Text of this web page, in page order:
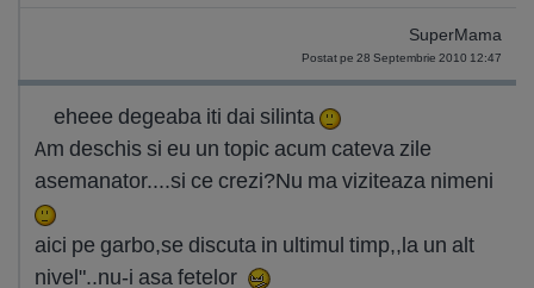
SuperMama
Postat pe 28 Septembrie 2010 12:47
eheee degeaba iti dai silinta
Am deschis si eu un topic acum cateva zile
asemanator....si ce crezi?Nu ma viziteaza nimeni
aici pe garbo,se discuta in ultimul timp,,la un alt
nivel"..nu-i asa fetelor